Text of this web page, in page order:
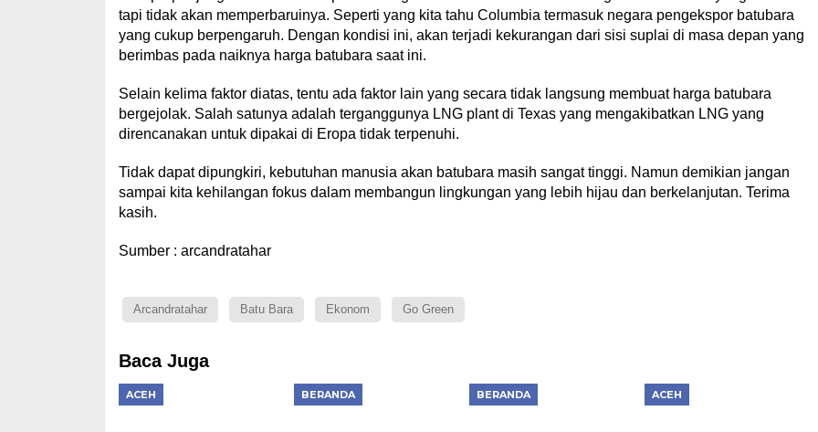
tapi tidak akan memperbaruinya. Seperti yang kita tahu Columbia termasuk negara pengekspor batubara
yang cukup berpengaruh. Dengan kondisi ini, akan terjadi kekurangan dari sisi suplai di masa depan yang
berimbas pada naiknya harga batubara saat ini.
Selain kelima faktor diatas, tentu ada faktor lain yang secara tidak langsung membuat harga batubara
bergejolak. Salah satunya adalah terganggunya LNG plant di Texas yang mengakibatkan LNG yang
direncanakan untuk dipakai di Eropa tidak terpenuhi.
Tidak dapat dipungkiri, kebutuhan manusia akan batubara masih sangat tinggi. Namun demikian jangan
sampai kita kehilangan fokus dalam membangun lingkungan yang lebih hijau dan berkelanjutan. Terima
kasih.
Sumber : arcandratahar
Arcandratahar Batu Bara Ekonom Go Green
Baca Juga
ACEH BERANDA BERANDA ACEH